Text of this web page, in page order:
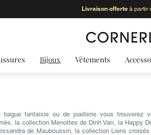
Livraison offerteà partir
Bijoux Vêtements
fantaisie ou de joaillerie vous trouverez
la collection Menottes de Dinh Van, la Happy
de Mauboussin, la collection Liens